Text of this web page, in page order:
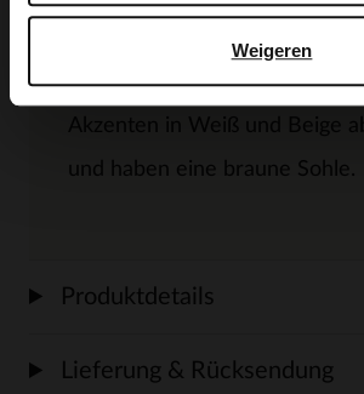
Weigeren
Veloursleder gefertigt, die
aus Leder gearbeitet. Die
und haben eine braune Sohle.
Produktdetails
Lieferung & Rücksendung